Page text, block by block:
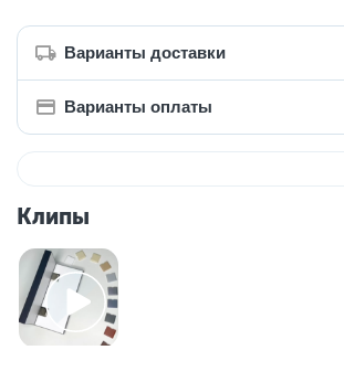
Варианты доставки
Варианты оплаты
Клипы